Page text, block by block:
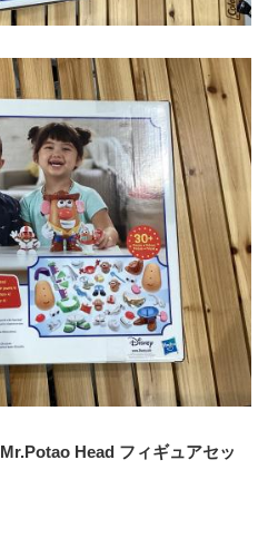
Head フィギュアセッ